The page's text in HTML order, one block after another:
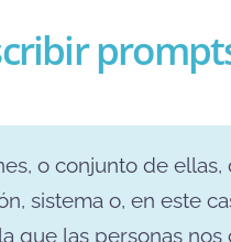
o conjunto de
sistema o, en este
que las personas